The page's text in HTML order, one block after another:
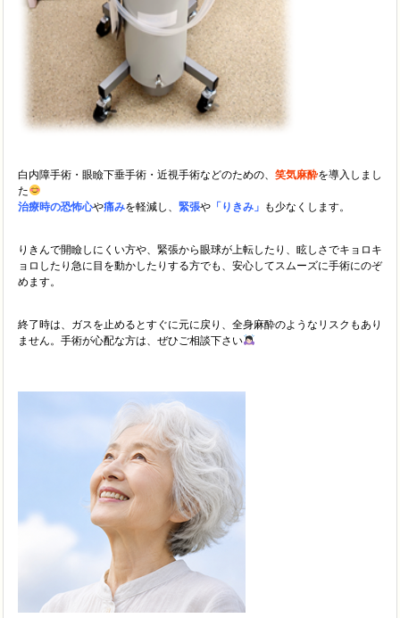
白内障手術・眼瞼下垂手術・近視手術などのための、 笑気麻酔を導入しまし
た
治療時の恐怖心や痛みを軽減し、 緊張や 「りきみ」 も少なくします。
りきんで開瞼しにくい方や、緊張から眼球が上転したり、眩しさでキョロキ
ョロしたり急に目を動かしたりする方でも、安心してスムーズに手術にのぞ
めます。
終了時は、ガスを止めるとすぐに元に戻り、全身麻酔のようなリスクもあり
ません。手術が心配な方は、ぜひご相談下さい